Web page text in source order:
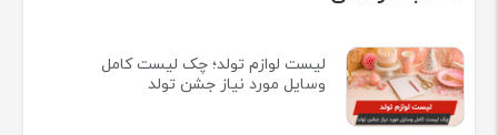
لیست لوازم تولد؛ چک لیست کامل
وسایل مورد نیاز جشن تولد